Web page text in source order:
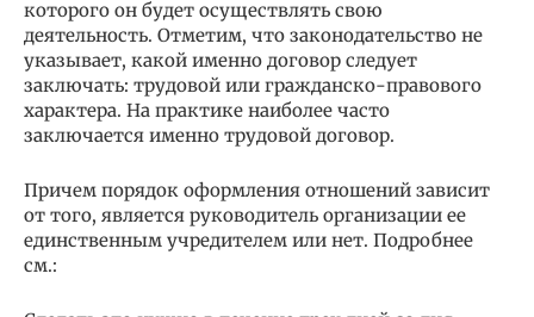
которого он будет осуществлять свою
деятельность. Отметим, что законодательство не
указывает, какой именно договор следует
заключать: трудовой или гражданско-правового
характера. На практике наиболее часто
заключается именно трудовой договор.
Причем порядок оформления отношений зависит
от того, является руководитель организации ее
единственным учредителем или нет. Подробнее
см.: